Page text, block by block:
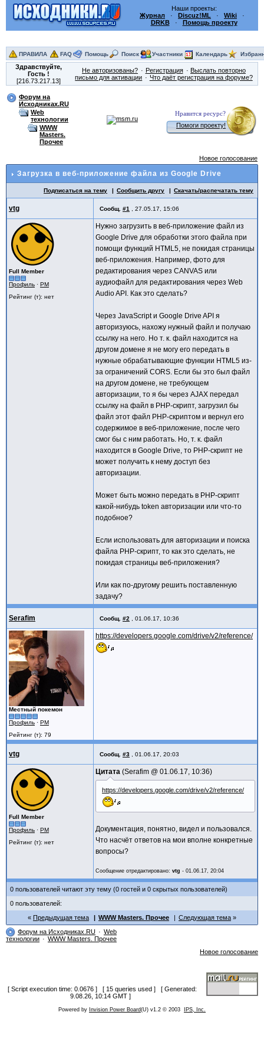
Наши проекты:
Журнал · Discuz!ML · Wiki ·
DRKB· Помощь проекту
ПРАВИЛА FAQ Помощь Поиск Участники Календарь
Здравствуйте,
Гость!
[216.73.217.13]
Не авторизованы? Регистрация
Выслать повторно
письмо для активации
Что даёт регистрация на форуме?
Форум на
Исходниках.RU
Web
технологии
WWW
Masters.
Прочее
Нравится ресурс?
Помоги проекту!
Новое голосование
Загрузка в веб-приложение файла из Google Drive
Подписаться на тему Сообщить другу Скачать/распечатать тему
vtg Сообщ. #1 27.05.17, 15:06
Full Member
Профиль · PM
Рейтинг (т): нет
Нужно загрузить в веб-приложение файл из
Google Drive для обработки этого файла при
помощи функций HTML5, не покидая страницы
веб-приложения. Например, фото для
редактирования через CANVAS или
аудиофайл для редактирования через Web
Audio API. Как это сделать?
Через JavaScript и Google Drive API я
авторизуюсь, нахожу нужный файл и получаю
ссылку на него. Но т. к. файл находится на
другом домене я не могу его передать в
нужные обрабатывающие функции HTML5 из-
за ограничений CORS. Если бы это был файл
на другом домене, не требующем
авторизации, то я бы через AJAX передал
ссылку на файл в PHP-скрипт, загрузил бы
файл этот файл PHP-скриптом и вернул его
содержимое в веб-приложение, после чего
смог бы с ним работать. Но, т. к. файл
находится в Google Drive, то PHP-скрипт не
может получить к нему доступ без
авторизации.
Может быть можно передать в PHP-скрипт
какой-нибудь token авторизации или что-то
подобное?
Если использовать для авторизации и поиска
файла PHP-скрипт, то как это сделать, не
покидая страницы веб-приложения?
Или как по-другому решить поставленную
задачу?
Serafim Сообщ. #2 01.06.17, 10:36
Местный покемон
Профиль · PM
Рейтинг (т): 79
https://developers.google.com/drive/v2/reference/
vtg Сообщ. #3 01.06.17, 20:03
Full Member
Профиль · PM
Рейтинг (т): нет
Цитата Serafim @ 01.06.17, 10:36
https://developers.google.com/drive/v2/reference/
Документация, понятно, видел и пользовался.
Что насчёт ответов на мои вполне конкретные
вопросы?
Сообщение отредактировано: vtg - 01.06.17, 20:04
0 пользователей читают эту тему (0 гостей и 0 скрытых пользователей)
0 пользователей:
Предыдущая тема
WWW Masters. Прочее
Следующая тема
Форум на Исходниках.RU
Web
технологии
WWW Masters. Прочее
Новое голосование
[ Script execution time: 0.0676 ] [ 15 queries used ] [ Generated:
9.08.26, 10:14 GMT ]
Powered by Invision Power Board(U) v1.2 © 2003 IPS, Inc.